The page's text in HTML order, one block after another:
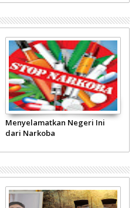
Menyelamatkan Negeri Ini
dari Narkoba